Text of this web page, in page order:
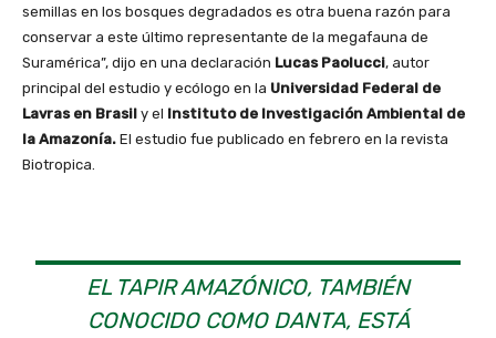
semillas en los bosques degradados es otra buena razón para
conservar a este último representante de la megafauna de
Suramérica”, dijo en una declaración Lucas Paolucci, autor
principal del estudio y ecólogo en la Universidad Federal de
Lavras en Brasil y el Instituto de Investigación Ambiental de
la Amazonía. El estudio fue publicado en febrero en la revista
Biotropica.
EL TAPIR AMAZÓNICO, TAMBIÉN
CONOCIDO COMO DANTA, ESTÁ